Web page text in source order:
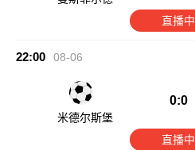
直播中
22:00 08-06
米德尔斯堡
0:0
直播中